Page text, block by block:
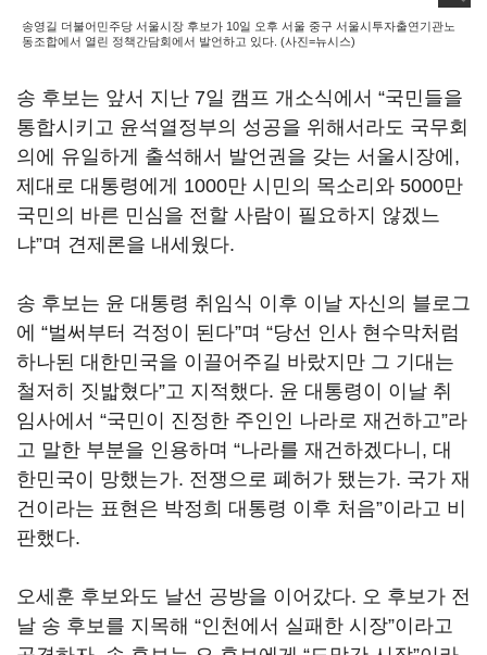
송영길 더불어민주당 서울시장 후보가 10일 오후 서울 중구 서울시투자출연기관노
동조합에서 열린 정책간담회에서 발언하고 있다. (사진=뉴시스)
송 후보는 앞서 지난 7일 캠프 개소식에서 “국민들을
통합시키고 윤석열정부의 성공을 위해서라도 국무회
의에 유일하게 출석해서 발언권을 갖는 서울시장에,
제대로 대통령에게 1000만 시민의 목소리와 5000만
국민의 바른 민심을 전할 사람이 필요하지 않겠느
냐”며 견제론을 내세웠다.
송 후보는 윤 대통령 취임식 이후 이날 자신의 블로그
에 “벌써부터 걱정이 된다”며 “당선 인사 현수막처럼
하나된 대한민국을 이끌어주길 바랐지만 그 기대는
철저히 짓밟혔다”고 지적했다. 윤 대통령이 이날 취
임사에서 “국민이 진정한 주인인 나라로 재건하고”라
고 말한 부분을 인용하며 “나라를 재건하겠다니, 대
한민국이 망했는가. 전쟁으로 폐허가 됐는가. 국가 재
건이라는 표현은 박정희 대통령 이후 처음”이라고 비
판했다.
오세훈 후보와도 날선 공방을 이어갔다. 오 후보가 전
날 송 후보를 지목해 “인천에서 실패한 시장”이라고